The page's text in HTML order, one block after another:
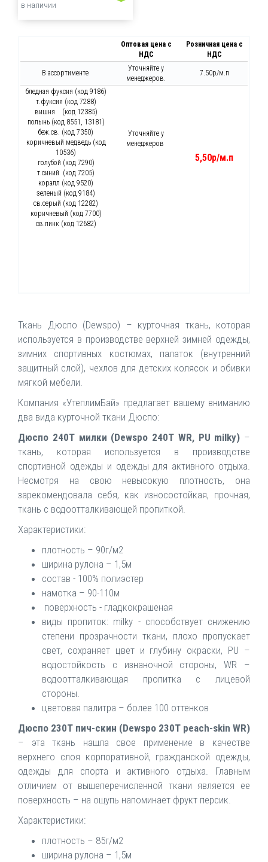
в наличии
Оптовая цена с
НДС
Розничная цена с
НДС
В ассортименте
Уточняйте у
менеджеров.
7.50р/м.п
бледная фуксия (код 9186)
т.фуксия (код 7288)
вишня (код 12385)
полынь (код 8551, 13181)
беж.св. (код 7350)
коричневый медведь (код
10536)
голубой (код 7290)
т.синий (код 7205)
коралл (код 9520)
зеленый (код 9184)
св.серый (код 12282)
коричневый (код 7700)
св.пинк (код 12682)
Уточняйте у
менеджеров
5,50р/м.п
Ткань Дюспо (Dewspo) – курточная ткань, которая
используется в производстве верхней зимней одежды,
зимних спортивных костюмах, палаток (внутренний
защитный слой), чехлов для детских колясок и обивки
мягкой мебели.
Компания «УтеплимБай» предлагает вашему вниманию
два вида курточной ткани Дюспо:
Дюспо 240Т милки (Dewspo 240T WR, PU milky) –
ткань, которая используется в производстве
спортивной одежды и одежды для активного отдыха.
Несмотря на свою невысокую плотность, она
зарекомендовала себя, как износостойкая, прочная,
ткань с водоотталкивающей пропиткой.
Характеристики:
плотность – 90г/м2
ширина рулона – 1,5м
состав - 100% полиэстер
намотка – 90-110м
поверхность - гладкокрашеная
виды пропиток: milky - способствует снижению
степени прозрачности ткани, плохо пропускает
свет, сохраняет цвет и глубину окраски, PU –
водостойкость с изнаночной стороны, WR –
водоотталкивающая пропитка с лицевой
стороны.
цветовая палитра – более 100 оттенков
Дюспо 230Т пич-скин (Dewspo 230T peach-skin WR)
– эта ткань нашла свое применение в качестве
верхнего слоя корпоративной, гражданской одежды,
одежды для спорта и активного отдыха. Главным
отличием от вышеперечисленной ткани является ее
поверхность – на ощупь напоминает фрукт персик.
Характеристики:
плотность – 85г/м2
ширина рулона – 1,5м